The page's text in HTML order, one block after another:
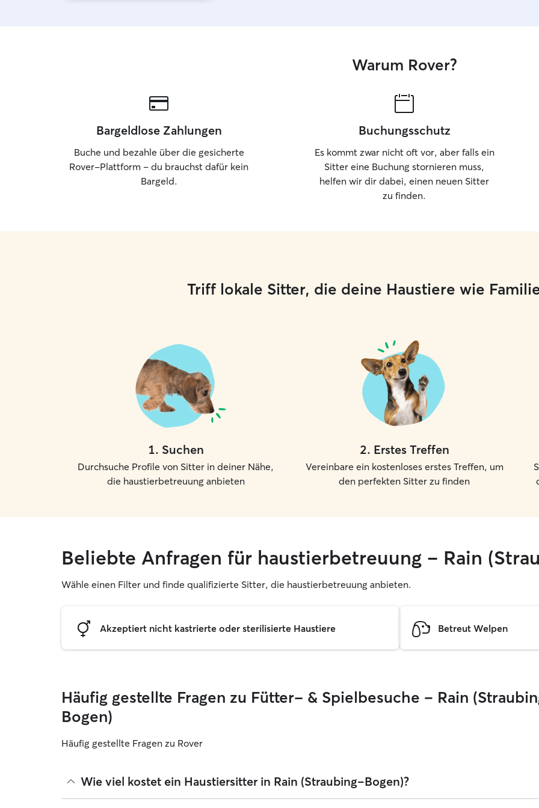
Wohlbefinden und das richtige Management von
Tieren sind für mich selbstverständlich und
Stunden
Haustier
ich mir
den
damit Sie
klare und
sicher,
alle
Warum Rover?
Bargeldlose Zahlungen
Buche und bezahle über die gesicherte
Rover-Plattform – du brauchst dafür kein
Bargeld.
Buchungsschutz
Es kommt zwar nicht oft vor, aber falls ein
Sitter eine Buchung stornieren muss,
helfen wir dir dabei, einen neuen Sitter
zu finden.
Triff lokale Sitter, die deine Haustiere wie
1. Suchen
Durchsuche Profile von Sitter in deiner Nähe,
die haustierbetreuung anbieten
2. Erstes Treffen
Vereinbare ein kostenloses erstes Treffen, um
den perfekten Sitter zu finden
Beliebte Anfragen für haustierbetreuung – Rain
Wähle einen Filter und finde qualifizierte Sitter, die haustierbetreuung anbieten.
Akzeptiert nicht kastrierte oder sterilisierte Haustiere Betreut Welpen
Häufig gestellte Fragen zu Fütter- & Spielbesuche – Rain
Bogen)
Häufig gestellte Fragen zu Rover
Wie viel kostet ein Haustiersitter in Rain (Straubing-Bogen)?